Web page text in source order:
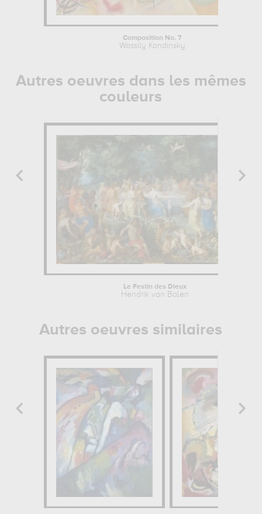
Composition No. 7
Wassily Kandinsky
Autres oeuvres dans les mêmes
couleurs
Le Festin des Dieux
Hendrik van Balen
Autres oeuvres similaires